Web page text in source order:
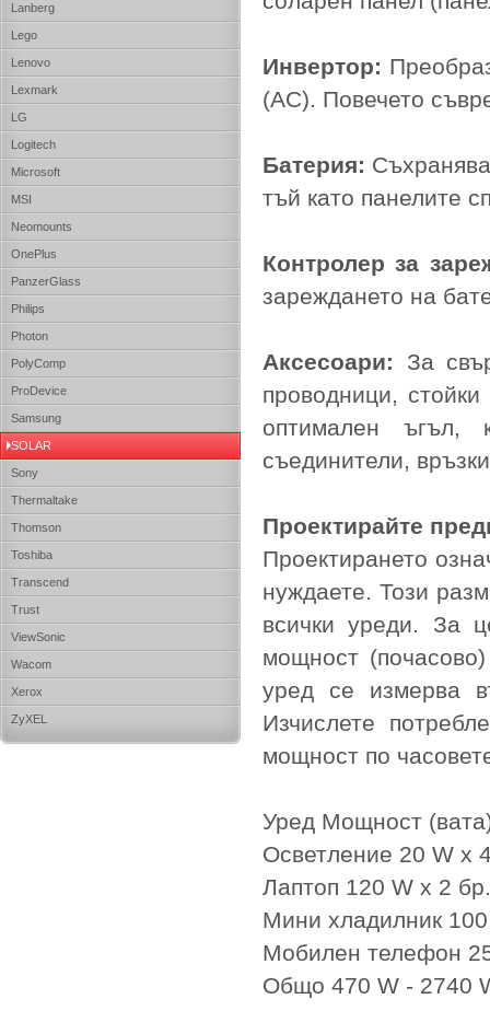
Lanberg
Lego
Lenovo
Lexmark
LG
Logitech
Microsoft
MSI
Neomounts
OnePlus
PanzerGlass
Philips
Photon
PolyComp
ProDevice
Samsung
SOLAR
Sony
Thermaltake
Thomson
Toshiba
Transcend
Trust
ViewSonic
Wacom
Xerox
ZyXEL
Инвертор:
(AC). Повечето
Батерия:
тъй като панелите
Контролер за
зареждането на
Аксесоари: За
проводници,
оптимален ъгъл,
съединители,
Проектирайте
Проектирането
нуждаете. Този
всички уреди. За
мощност
уред се измерва
Изчислете
мощност по
Уред Мощност
Осветление 20 W x
Лаптоп 120 W x 2
Мини хладилник
Мобилен телефон
Общо 470 W - 2740